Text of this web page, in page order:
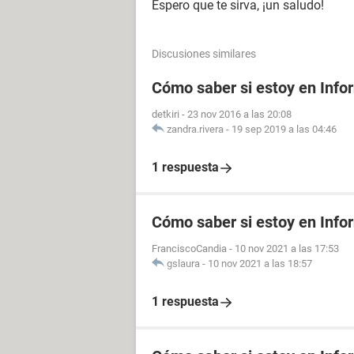
Espero que te sirva, ¡un saludo!
Discusiones similares
Cómo saber si estoy en
detkiri - 23 nov 2016 a las 20:08
zandra.rivera - 19 sep 2019 a las 04:46
1 respuesta
Cómo saber si estoy en
FranciscoCandia - 10 nov 2021 a las 17:53
gslaura - 10 nov 2021 a las 18:57
1 respuesta